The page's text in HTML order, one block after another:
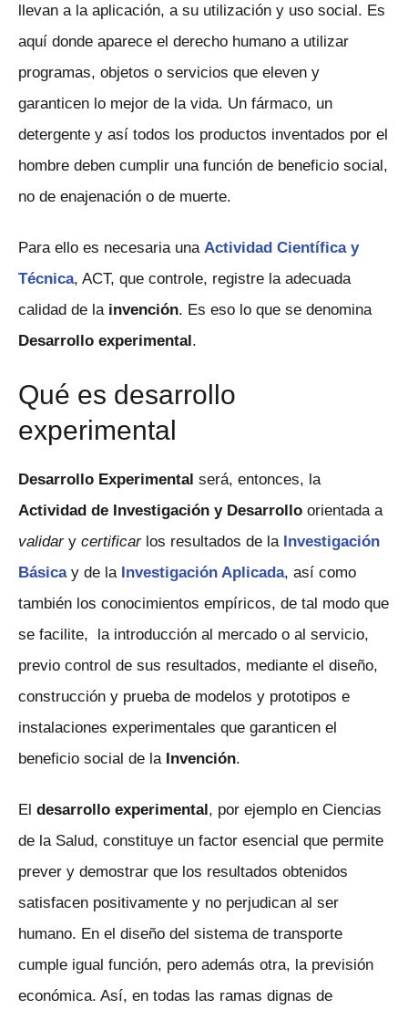
llevan a la aplicación, a su utilización y uso social. Es
aquí donde aparece el derecho humano a utilizar
programas, objetos o servicios que eleven y
garanticen lo mejor de la vida. Un fármaco, un
detergente y así todos los productos inventados por el
hombre deben cumplir una función de beneficio social,
no de enajenación o de muerte.
Para ello es necesaria una Actividad Científica y
Técnica, ACT, que controle, registre la adecuada
calidad de la invención. Es eso lo que se denomina
Desarrollo experimental.
Qué es desarrollo
experimental
Desarrollo Experimental será, entonces, la
Actividad de Investigación y Desarrollo orientada a
validary certificarlos resultados de laInvestigación
Básicay de la Investigación Aplicada, así como
también los conocimientos empíricos, de tal modo que
se facilite, la introducción al mercado o al servicio,
previo control de sus resultados, mediante el diseño,
construcción y prueba de modelos y prototipos e
instalaciones experimentales que garanticen el
beneficio social de la Invención.
El desarrollo experimental, por ejemplo en Ciencias
de la Salud, constituye un factor esencial que permite
prever y demostrar que los resultados obtenidos
satisfacen positivamente y no perjudican al ser
humano. En el diseño del sistema de transporte
cumple igual función, pero además otra, la previsión
económica. Así, en todas las ramas dignas de